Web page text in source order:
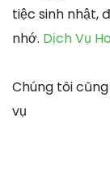
tiệc sinh nhật,
nhớ. Dịch Vụ
Chúng tôi
vụ